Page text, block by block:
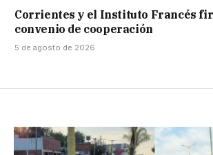
Corrientes y el Instituto Francés
convenio de cooperación
5 de agosto de 2026